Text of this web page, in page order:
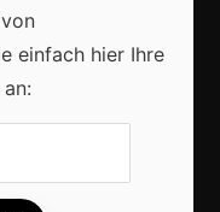
bleibt der
einfach hier Ihre